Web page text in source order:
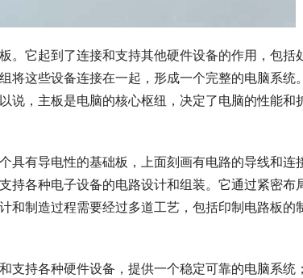
。它起到了连接和支持其他硬件设备的作用，包括
将这些设备连接在一起，形成一个完整的电脑系统
说，主板是电脑的核心枢纽，决定了电脑的性能和
具有导电性的基础板，上面刻画有电路的导线和连
持各种电子设备的电路设计和组装。它通过紧密布
和制造过程需要经过多道工艺，包括印制电路板的
支持各种硬件设备，提供一个稳定可靠的电脑系统